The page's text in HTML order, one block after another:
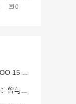
0
451万分最强旗舰手机！iQOO 15 Ultra图赏 ！
9岁男孩拍短剧一天挣2000：曾与多位明星合作 ！